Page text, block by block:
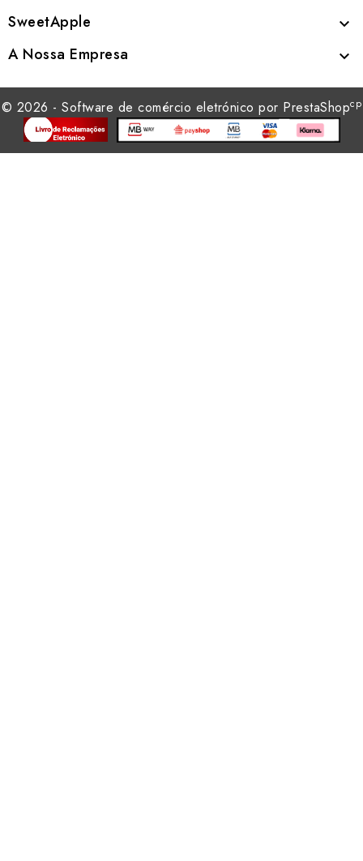
SweetApple 
A Nossa Empresa 
© 2026 - Software de comércio eletrónico por PrestaShopcp